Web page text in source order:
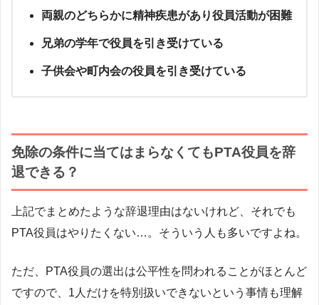
両親のどちらかに精神疾患があり役員活動が困難
兄弟の学年で役員を引き受けている
子供会や町内会の役員を引き受けている
免除の条件に当てはまらなくてもPTA役員を辞
退できる？
上記でまとめたような辞退理由はないけれど、それでも
PTA役員はやりたくない…。そういう人も多いですよね。
ただ、PTA役員の選出は公平性を問われることがほとんど
ですので、1人だけを特別扱いできないという事情も理解